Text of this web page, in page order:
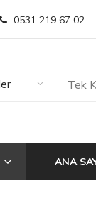
0531 219 67 02
ANA